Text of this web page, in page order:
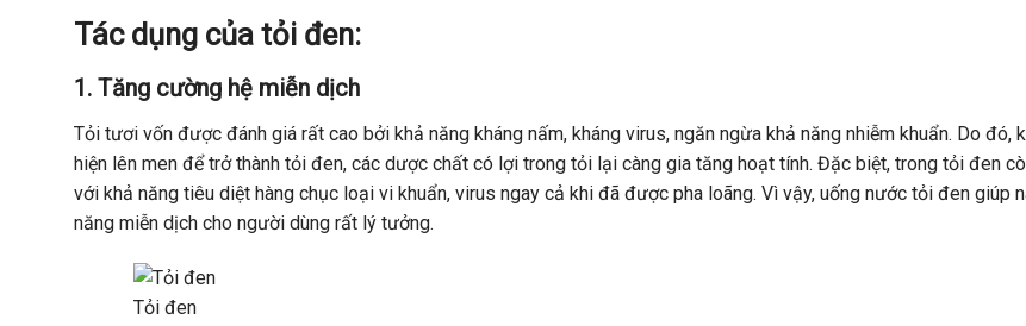
Tác dụng của tỏi đen:
1. Tăng cường hệ miễn dịch
Tỏi tươi vốn được đánh giá rất cao bởi khả năng kháng nấm, kháng virus, ngăn ngừa khả năng nhiễm khuẩn. Do đó,
hiện lên men để trở thành tỏi đen, các dược chất có lợi trong tỏi lại càng gia tăng hoạt tính. Đặc biệt, trong tỏi đen
với khả năng tiêu diệt hàng chục loại vi khuẩn, virus ngay cả khi đã được pha loãng. Vì vậy, uống nước tỏi đen giúp
năng miễn dịch cho người dùng rất lý tưởng.
Tỏi đen